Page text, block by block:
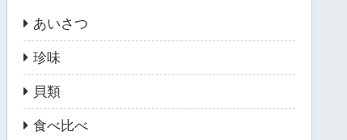
あいさつ
珍味
貝類
食べ比べ